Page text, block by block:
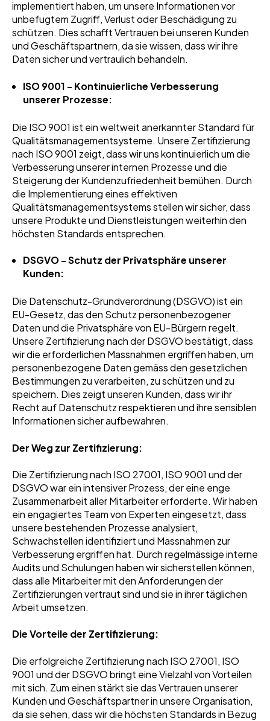
implementiert haben, um unsere Informationen vor
unbefugtem Zugriff, Verlust oder Beschädigung zu
schützen. Dies schafft Vertrauen bei unseren Kunden
und Geschäftspartnern, da sie wissen, dass wir ihre
Daten sicher und vertraulich behandeln.
ISO 9001 - Kontinuierliche Verbesserung
unserer Prozesse:
Die ISO 9001 ist ein weltweit anerkannter Standard für
Qualitätsmanagementsysteme. Unsere Zertifizierung
nach ISO 9001 zeigt, dass wir uns kontinuierlich um die
Verbesserung unserer internen Prozesse und die
Steigerung der Kundenzufriedenheit bemühen. Durch
die Implementierung eines effektiven
Qualitätsmanagementsystems stellen wir sicher, dass
unsere Produkte und Dienstleistungen weiterhin den
höchsten Standards entsprechen.
DSGVO - Schutz der Privatsphäre unserer
Kunden:
Die Datenschutz-Grundverordnung (DSGVO) ist ein
EU-Gesetz, das den Schutz personenbezogener
Daten und die Privatsphäre von EU-Bürgern regelt.
Unsere Zertifizierung nach der DSGVO bestätigt, dass
wir die erforderlichen Massnahmen ergriffen haben, um
personenbezogene Daten gemäss den gesetzlichen
Bestimmungen zu verarbeiten, zu schützen und zu
speichern. Dies zeigt unseren Kunden, dass wir ihr
Recht auf Datenschutz respektieren und ihre sensiblen
Informationen sicher aufbewahren.
Der Weg zur Zertifizierung:
Die Zertifizierung nach ISO 27001, ISO 9001 und der
DSGVO war ein intensiver Prozess, der eine enge
Zusammenarbeit aller Mitarbeiter erforderte. Wir haben
ein engagiertes Team von Experten eingesetzt, dass
unsere bestehenden Prozesse analysiert,
Schwachstellen identifiziert und Massnahmen zur
Verbesserung ergriffen hat. Durch regelmässige interne
Audits und Schulungen haben wir sicherstellen können,
dass alle Mitarbeiter mit den Anforderungen der
Zertifizierungen vertraut sind und sie in ihrer täglichen
Arbeit umsetzen.
Die Vorteile der Zertifizierung:
Die erfolgreiche Zertifizierung nach ISO 27001, ISO
9001 und der DSGVO bringt eine Vielzahl von Vorteilen
mit sich. Zum einen stärkt sie das Vertrauen unserer
Kunden und Geschäftspartner in unsere Organisation,
da sie sehen, dass wir die höchsten Standards in Bezug